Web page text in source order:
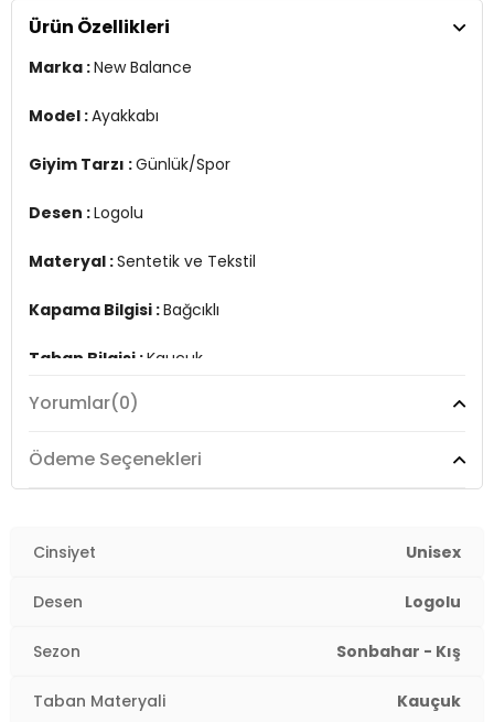
Taban Bilgisi : Kauçuk
Taban Kalınlığı :3,5 cm
Detay :
Rahat iç taban konfor sunar
3DE0ML408SS.18
Ürün Özellikleri
Marka :New Balance
Model :Ayakkabı
Giyim Tarzı :Günlük/Spor
Desen :Logolu
Materyal :Sentetik ve Tekstil
Kapama Bilgisi :Bağcıklı
Taban Bilgisi :Kauçuk
Taban Kalınlığı :
Detay :Rahat iç taban konfor sunar
Yorumlar(0)
Ödeme Seçenekleri
Cinsiyet Unisex
Desen Logolu
Sezon Sonbahar - Kış
Taban Materyali Kauçuk